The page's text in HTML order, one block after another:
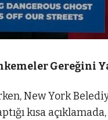
Gereğini
New York
kısa